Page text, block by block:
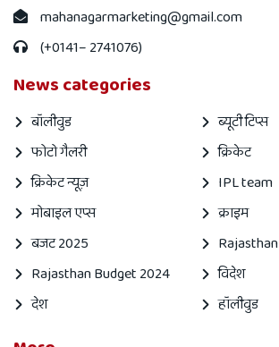
mahanagarmarketing@gmail.com
(+0141– 2741076)
News categories
बॉलीवुड
ब्यूटी टिप्स
फोटो गैलरी
क्रिकेट
क्रिकेट न्यूज़
IPL team
मोबाइल एप्स
क्राइम
बजट 2025
Rajasthan
Rajasthan Budget 2024
विदेश
देश
हॉलीवुड